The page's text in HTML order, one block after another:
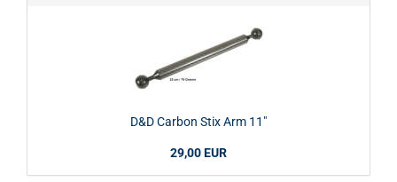
D&D Carbon Stix Arm 11"
29,00 EUR